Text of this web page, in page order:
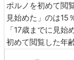
ポルノを初めて閲
見始めた」のは15
「17歳までに見
初めて閲覧した年